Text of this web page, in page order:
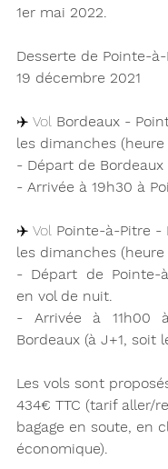
1er mai 2022.
Desserte de Pointe-
19 décembre 2021
✈️ Vol Bordeaux -
les dimanches (heure
- Départ de Bordeaux
- Arrivée à 19h30 à
✈️ Vol Pointe-à-Pitre -
les dimanches (heure
- Départ de Pointe-
en vol de nuit.
- Arrivée à 11h00
Bordeaux (à J+1, soit
Les vols sont
434€ TTC (tarif aller/
bagage en soute, en
économique).